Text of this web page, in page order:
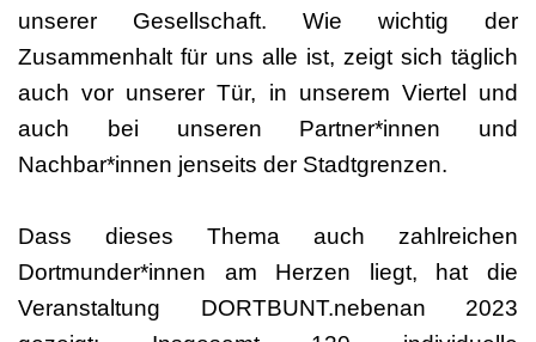
unserer Gesellschaft. Wie wichtig der
Zusammenhalt für uns alle ist, zeigt sich täglich
auch vor unserer Tür, in unserem Viertel und
auch bei unseren Partner*innen und
Nachbar*innen jenseits der Stadtgrenzen.
Dass dieses Thema auch zahlreichen
Dortmunder*innen am Herzen liegt, hat die
Veranstaltung DORTBUNT.nebenan 2023